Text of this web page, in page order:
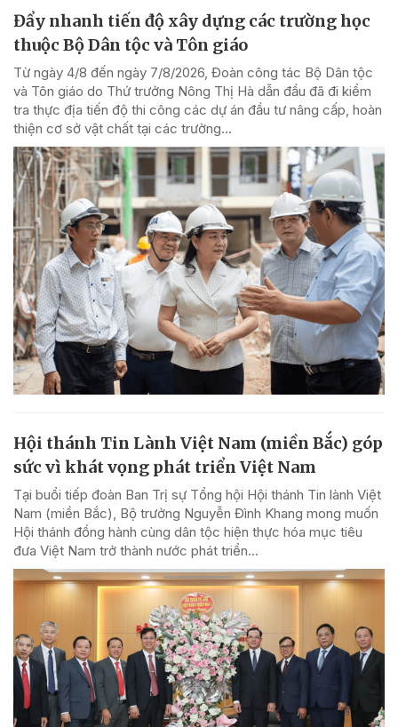
Đẩy nhanh tiến độ xây dựng các trường học
thuộc Bộ Dân tộc và Tôn giáo
Từ ngày 4/8 đến ngày 7/8/2026, Đoàn công tác Bộ Dân tộc
và Tôn giáo do Thứ trưởng Nông Thị Hà dẫn đầu đã đi kiểm
tra thực địa tiến độ thi công các dự án đầu tư nâng cấp, hoàn
thiện cơ sở vật chất tại các trường...
Hội thánh Tin Lành Việt Nam (miền Bắc) góp
sức vì khát vọng phát triển Việt Nam
Tại buổi tiếp đoàn Ban Trị sự Tổng hội Hội thánh Tin lành Việt
Nam (miền Bắc), Bộ trưởng Nguyễn Đình Khang mong muốn
Hội thánh đồng hành cùng dân tộc hiện thực hóa mục tiêu
đưa Việt Nam trở thành nước phát triển...